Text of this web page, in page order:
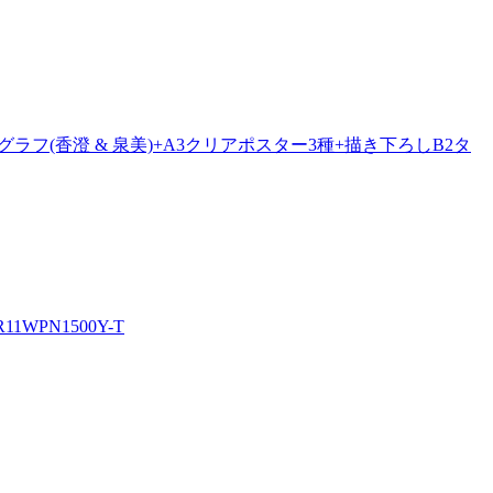
フ(香澄 & 泉美)+A3クリアポスター3種+描き下ろしB2タ
T